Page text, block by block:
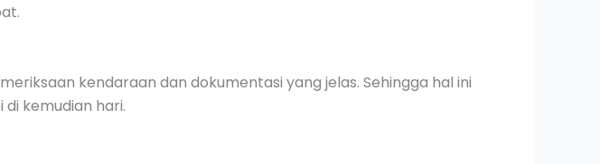
kendaraan dan dokumentasi yang jelas. Sehingga hal ini
kemudian hari.